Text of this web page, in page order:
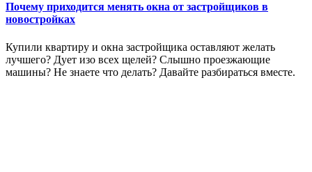
Почему приходится менять окна от застройщиков в
новостройках
Купили квартиру и окна застройщика оставляют желать
лучшего? Дует изо всех щелей? Слышно проезжающие
машины? Не знаете что делать? Давайте разбираться вместе.